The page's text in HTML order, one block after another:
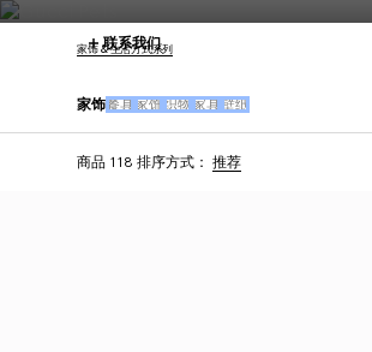
联系我们
家饰 & 生活方式系列
家饰 餐具 家饰 织物 家具 壁纸
商品 118 排序方式： 推荐